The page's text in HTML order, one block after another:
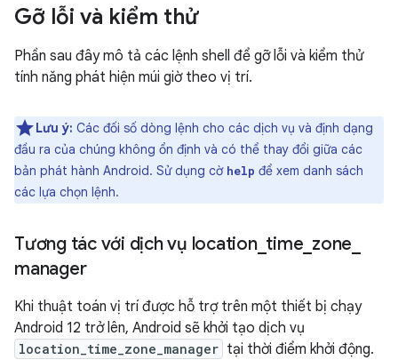
Gỡ lỗi và kiểm thử
Phần sau đây mô tả các lệnh shell để gỡ lỗi và kiểm thử
tính năng phát hiện múi giờ theo vị trí.
Lưu ý: Các đối số dòng lệnh cho các dịch vụ và định dạng
đầu ra của chúng không ổn định và có thể thay đổi giữa các
bản phát hành Android. Sử dụng cờ help để xem danh sách
các lựa chọn lệnh.
Tương tác với dịch vụ location_ time zone
manager
Khi thuật toán vị trí được hỗ trợ trên một thiết bị chạy
Android 12 trở lên, Android sẽ khởi tạo dịch vụ
location_time_zone_manager tại thời điểm khởi động.